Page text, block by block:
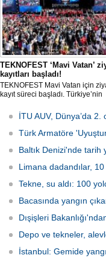
TEKNOFEST ‘Mavi Vatan’
kayıtları başladı!
TEKNOFEST Mavi Vatan için
kayıt süreci başladı. Türkiye’nin
odaklanan etkinliği, 20-23
tarihleri arasında Gölcük
Komutanlığı’nda
İTU AUV, Dünya’da 2.
Türk Armatöre
Baltık Denizi'nde tarih
Limana dadandılar,
Tekne, su aldı: 100
Bacasında yangın
Dışişleri
Depo ve tekneler,
İstanbul: Gemide